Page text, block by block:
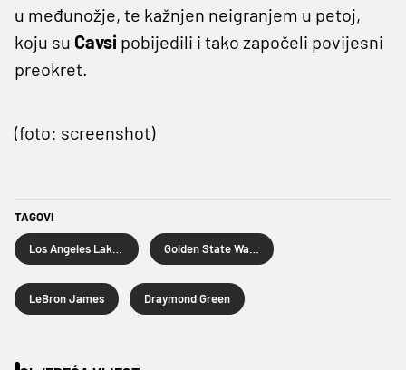
u međunožje, te kažnjen neigranjem u petoj,
koju su Cavsi pobijedili i tako započeli povijesni
preokret.
(foto: screenshot)
TAGOVI
LeBron James Draymond Green